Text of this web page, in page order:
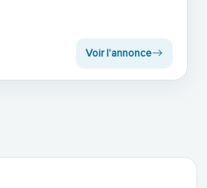
Voir l'annonce